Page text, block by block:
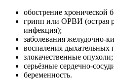
обострение хронической
грипп или ОРВИ (острая
инфекция);
заболевания желудочно-
воспаления дыхательных
злокачественные опухоли;
серьёзные сердечно-
беременность.